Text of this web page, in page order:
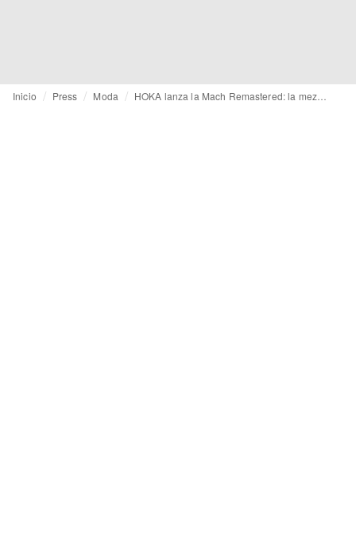
Inicio Press Moda HOKA lanza la Mach Remastered: la mezcla perfecta de rendimiento y estilo